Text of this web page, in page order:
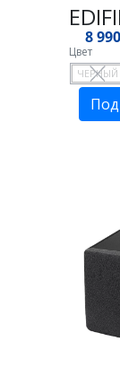
8
Цвет
ЧЕРНЫЙ